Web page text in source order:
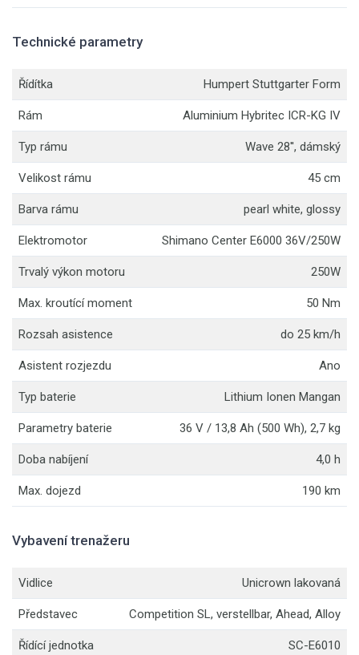
Technické parametry
Řídítka Humpert Stuttgarter Form
Rám Aluminium Hybritec ICR-KG IV
Typ rámu Wave 28'', dámský
Velikost rámu 45 cm
Barva rámu pearl white, glossy
Elektromotor Shimano Center E6000 36V/250W
Trvalý výkon motoru 250W
Max. kroutící moment 50 Nm
Rozsah asistence do 25 km/h
Asistent rozjezdu Ano
Typ baterie Lithium Ionen Mangan
Parametry baterie 36 V / 13,8 Ah (500 Wh), 2,7 kg
Doba nabíjení 4,0 h
Max. dojezd 190 km
Vybavení trenažeru
Vidlice Unicrown lakovaná
Představec Competition SL, verstellbar, Ahead, Alloy
Řídící jednotka SC-E6010